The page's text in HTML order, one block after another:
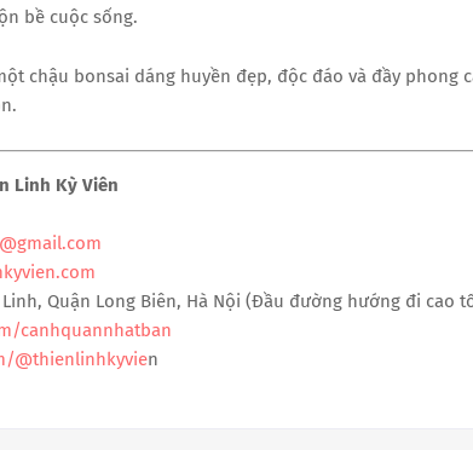
bề cuộc sống.
chậu bonsai dáng huyền đẹp, độc đáo và đầy phong
Linh Kỳ Viên
Quận Long Biên, Hà Nội (Đầu đường hướng đi cao
canhquannhatban
@thienlinhkyvien